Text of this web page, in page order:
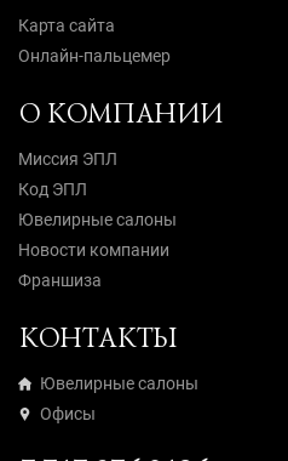
Карта сайта
Онлайн-пальцемер
О КОМПАНИИ
Миссия ЭПЛ
Код ЭПЛ
Ювелирные салоны
Новости компании
Франшиза
КОНТАКТЫ
Ювелирные салоны
Офисы